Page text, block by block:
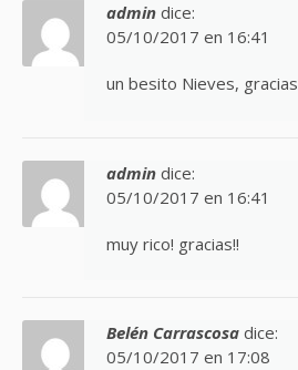
admin dice:
05/10/2017 en 16:41
un besito Nieves, gracias
admin dice:
05/10/2017 en 16:41
muy rico! gracias!!
Belén Carrascosa dice:
05/10/2017 en 17:08